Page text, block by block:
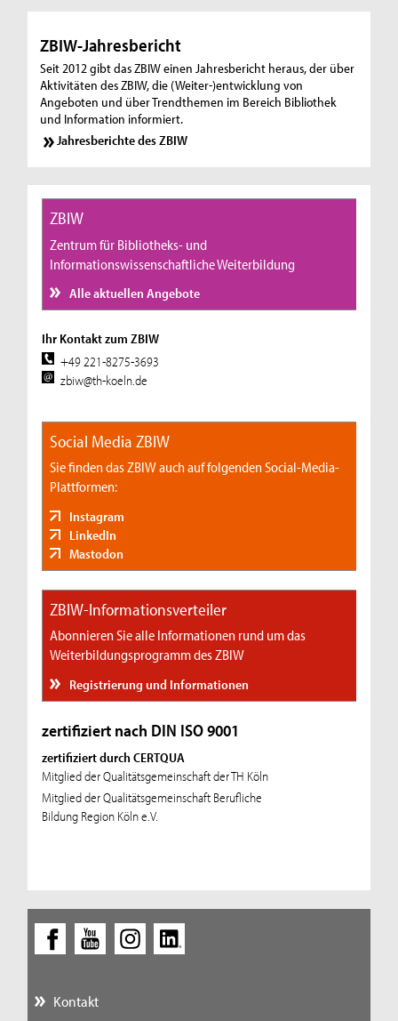
ZBIW-Jahresbericht
Seit 2012 gibt das ZBIW einen Jahresbericht heraus, der über
Aktivitäten des ZBIW, die (Weiter-)entwicklung von
Angeboten und über Trendthemen im Bereich Bibliothek
und Information informiert.
Jahresberichte des ZBIW
ZBIW
Zentrum für Bibliotheks- und
Informationswissenschaftliche Weiterbildung
Alle aktuellen Angebote
Ihr Kontakt zum ZBIW
+49 221-8275-3693
zbiw@th-koeln.de
Social Media ZBIW
Sie finden das ZBIW auch auf folgenden Social-Media-
Plattformen:
Instagram
LinkedIn
Mastodon
ZBIW-Informationsverteiler
Abonnieren Sie alle Informationen rund um das
Weiterbildungsprogramm des ZBIW
Registrierung und Informationen
zertifiziert nach DIN ISO 9001
zertifiziert durch CERTQUA
Mitglied der Qualitätsgemeinschaft der TH Köln
Mitglied der Qualitätsgemeinschaft Berufliche
Bildung Region Köln e.V.
Kontakt